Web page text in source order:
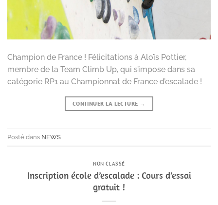
Champion de France ! Félicitations à Aloïs Pottier,
membre de la Team Climb Up, qui s’impose dans sa
catégorie RP1 au Championnat de France d’escalade !
CONTINUER LA LECTURE →
Posté dans NEWS
NON CLASSÉ
Inscription école d’escalade : Cours d’essai
gratuit !